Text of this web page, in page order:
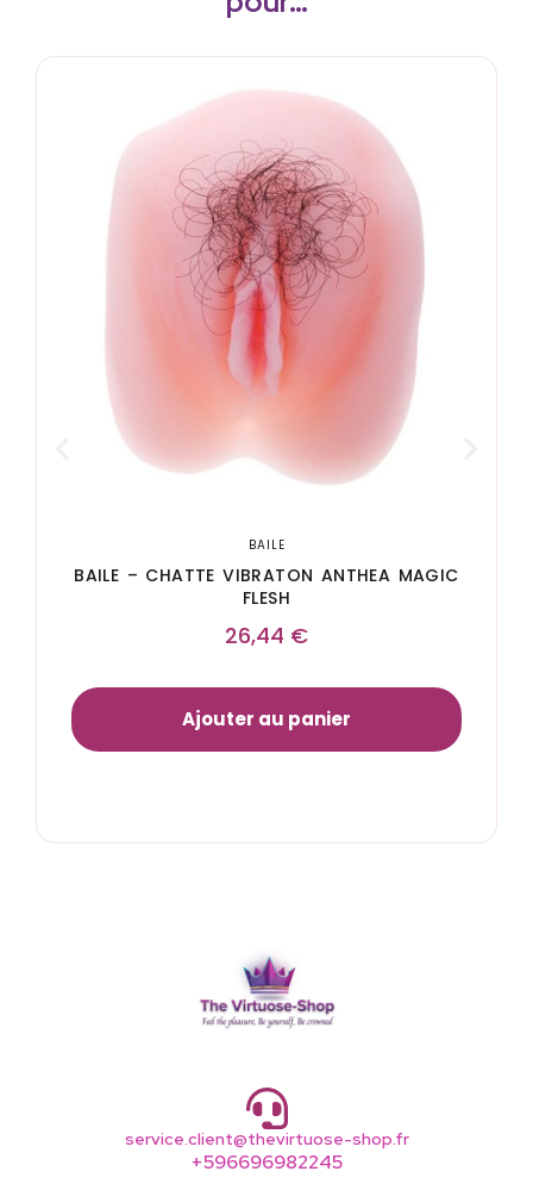
BAILE
BAILE – CHATTE VIBRATON ANTHEA MAGIC
FLESH
26,44 €
Ajouter au panier
service.client@thevirtuose-shop.fr
+596696982245